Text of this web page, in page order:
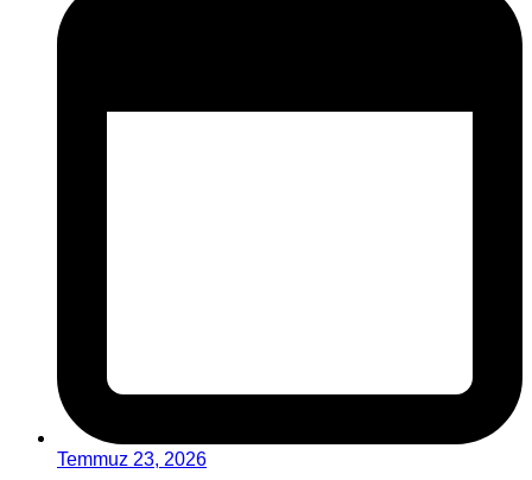
Temmuz 23, 2026